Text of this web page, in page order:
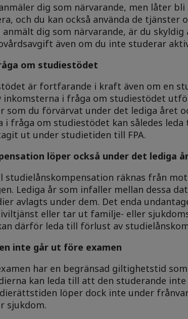
dig som närvarande, men låter
och du kan också använda de tjänster
dig som närvarande, är du
även om du inte studerar
om studiestödet
är fortfarande i kraft även om en
inkomsterna i fråga om studiestödet
som du förvärvat under det lediga året
i fråga om studiestödet kan således
ut under studietiden till FPA.
löper också under det lediga
räknas från
Lediga år som infaller mellan dessa
avlagts under dem. Det enda
eller tar ut familje- eller
därför leda till förlust av
inte går ut före examen
har en begränsad giltighetstid
kan leda till att den studerande
löper dock inte under
sjukdom.